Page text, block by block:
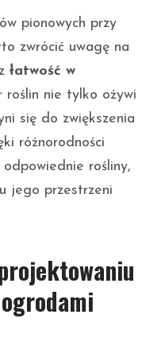
pionowych przy
zwrócić uwagę na
łatwość w
roślin nie tylko ożywi
się do zwiększenia
różnorodności
rośliny,
jego przestrzeni